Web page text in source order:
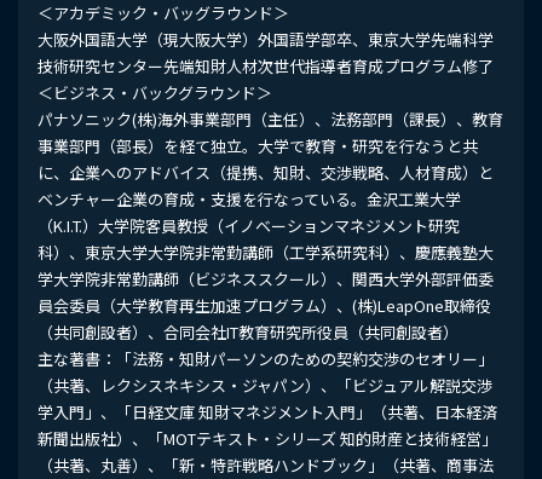
＜アカデミック・バッグラウンド＞
大阪外国語大学（現大阪大学）外国語学部卒、東京大学先端科学
技術研究センター先端知財人材次世代指導者育成プログラム修了
＜ビジネス・バックグラウンド＞
パナソニック(株)海外事業部門（主任）、法務部門（課長）、教育
事業部門（部長）を経て独立。大学で教育・研究を行なうと共
に、企業へのアドバイス（提携、知財、交渉戦略、人材育成）と
ベンチャー企業の育成・支援を行なっている。金沢工業大学
（K.I.T.）大学院客員教授（イノベーションマネジメント研究
科）、東京大学大学院非常勤講師（工学系研究科）、慶應義塾大
学大学院非常勤講師（ビジネススクール）、関西大学外部評価委
員会委員（大学教育再生加速プログラム）、(株)LeapOne取締役
（共同創設者）、合同会社IT教育研究所役員（共同創設者）
主な著書：「法務・知財パーソンのための契約交渉のセオリー」
（共著、レクシスネキシス・ジャパン）、「ビジュアル解説交渉
学入門」、「日経文庫 知財マネジメント入門」（共著、日本経済
新聞出版社）、「MOTテキスト・シリーズ 知的財産と技術経営」
（共著、丸善）、「新・特許戦略ハンドブック」（共著、商事法